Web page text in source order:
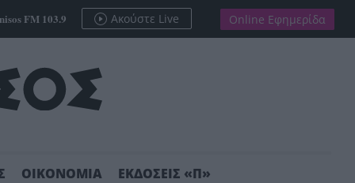
FM 103.9 Ακούστε Live Online Εφημερίδα
ΟΙΚΟΝΟΜΙΑ ΕΚΔΟΣΕΙΣ «Π»